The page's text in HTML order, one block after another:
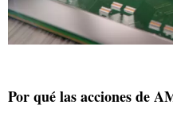
Por qué las acciones de